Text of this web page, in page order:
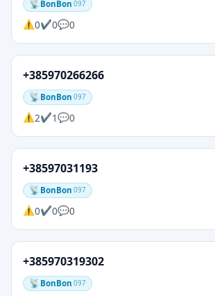
BonBon 097
0 0 0
+385970266266
BonBon 097
2 1 0
+38597031193
BonBon 097
0 0 0
+385970319302
BonBon 097